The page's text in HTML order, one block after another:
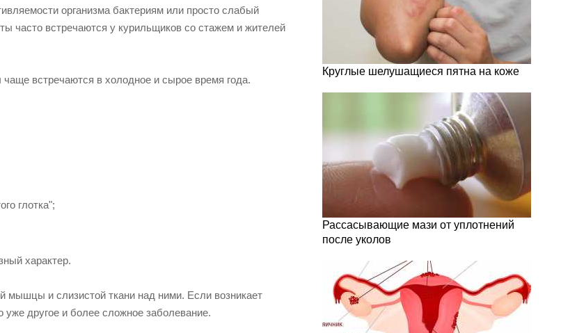
организма бактериям или просто слабый
часто встречаются у курильщиков со стажем и жителей
встречаются в холодное и сырое время года.
глотка";
характер.
мышцы и слизистой ткани над ними. Если возникает
уже другое и более сложное заболевание.
Круглые шелушащиеся пятна на коже
Рассасывающие мази от уплотнений
после уколов